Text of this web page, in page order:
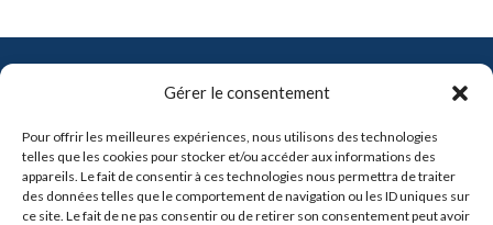
Gérer le consentement
Pour offrir les meilleures expériences, nous utilisons des technologies
telles que les cookies pour stocker et/ou accéder aux informations des
appareils. Le fait de consentir à ces technologies nous permettra de traiter
des données telles que le comportement de navigation ou les ID uniques sur
ce site. Le fait de ne pas consentir ou de retirer son consentement peut avoir
info@pro-soft.fr
+33 6 81 21 41 91
